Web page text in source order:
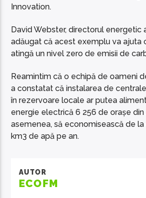
Innovation.
David Webster, directorul energetic
adăugat că acest exemplu va ajuta
atingă un nivel zero de emisii de
Reamintim că o echipă de oameni
a constatat că instalarea de
în rezervoare locale ar putea
energie electrică 6 256 de orașe din
asemenea, să economisească de
km3 de apă pe an.
AUTOR
ECOFM